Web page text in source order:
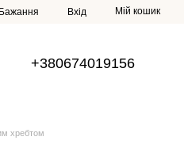
Бажання Вхід Мій кошик
+380674019156
хребтом